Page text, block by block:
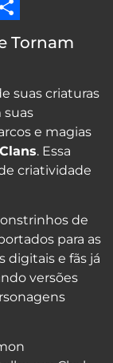
Tornam
suas criaturas
suas
e magias
. Essa
criatividade
de
para as
digitais e fãs já
versões